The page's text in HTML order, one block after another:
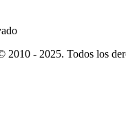
- 2025. Todos los